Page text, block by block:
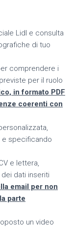
Lidl e consulta
di tuo
comprendere i
per il ruolo
in formato PDF
coerenti con
e specificando
e lettera,
dati inseriti
email per non
parte
un video